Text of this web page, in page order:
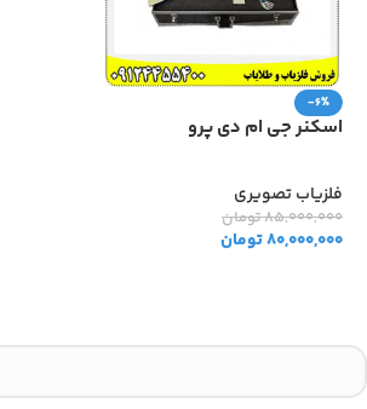
-6%
اسکنر جی ام دی پرو
فلزیاب تصویری
85,000,000تومان
80,000,000تومان